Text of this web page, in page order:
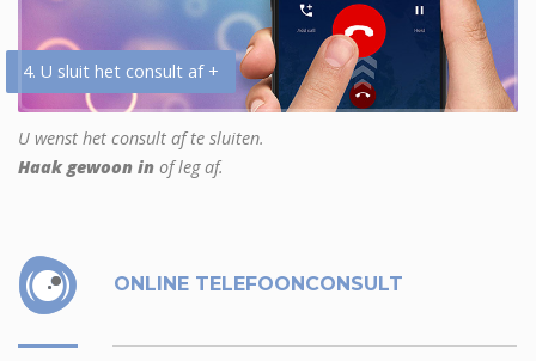
4. U sluit het consult af +
U wenst het consult af te sluiten.
Haak gewoon in of leg af.
ONLINE TELEFOONCONSULT